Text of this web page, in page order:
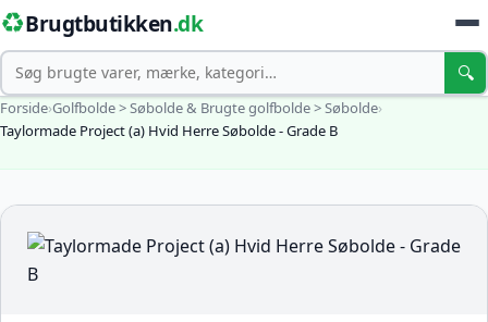
♻️Brugtbutikken.dk
Søg 🔍
Forside›Golfbolde > Søbolde & Brugte golfbolde > Søbolde›
Taylormade Project (a) Hvid Herre Søbolde - Grade B